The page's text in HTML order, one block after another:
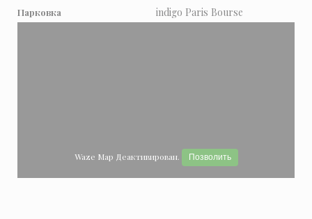
Парковка indigo Paris Bourse
Waze Map Деактивирован. Позволить